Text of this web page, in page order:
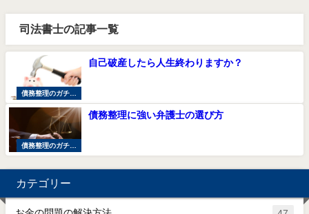
司法書士の記事一覧
債務整理のガチ体
験談
自己破産したら人生終わりますか？
債務整理のガチ体
験談
債務整理に強い弁護士の選び方
カテゴリー